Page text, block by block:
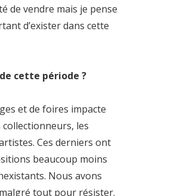
de vendre mais je pense
d’exister dans cette
cette période ?
et de foires impacte
les
Ces derniers ont
beaucoup moins
Nous avons
tout pour résister.